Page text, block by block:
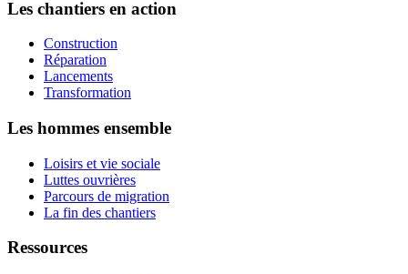
Les chantiers en action
Construction
Réparation
Lancements
Transformation
Les hommes ensemble
Loisirs et vie sociale
Luttes ouvrières
Parcours de migration
La fin des chantiers
Ressources